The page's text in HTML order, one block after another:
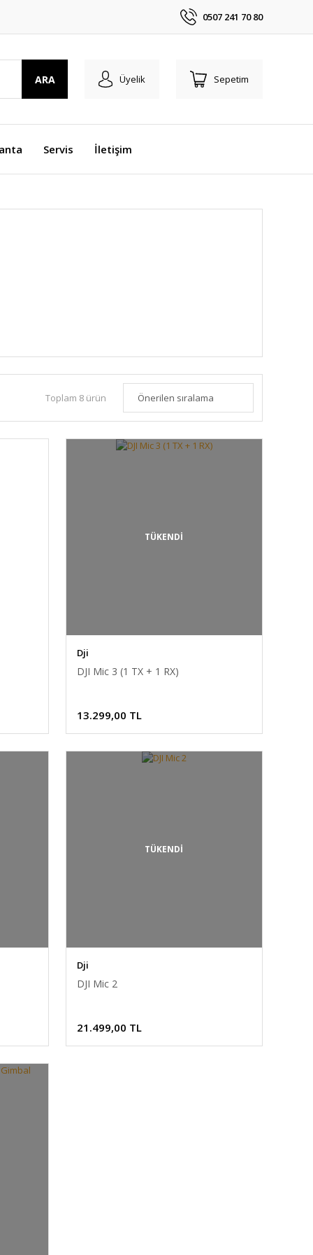
0507 241 70 80
ARA Üyelik Sepetim
Servis İletişim
Toplam 8 ürün
TÜKENDİ
Dji
DJI Mic 3 (1 TX + 1 RX)
13.299,00 TL
TÜKENDİ
Dji
DJI Mic 2
21.499,00 TL